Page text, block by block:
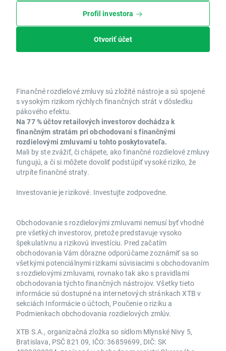
Profil investora
Otvoriť účet
Finančné rozdielové zmluvy sú zložité nástroje a sú spojené
s vysokým rizikom rýchlych finančných strát v dôsledku
pákového efektu.
Na 77 % účtov retailových investorov dochádza k
finančným stratám pri obchodovaní s finančnými
rozdielovými zmluvami u tohto poskytovateľa.
Mali by ste zvážiť, či chápete, ako finančné rozdielové zmluvy
fungujú, a či si môžete dovoliť podstúpiť vysoké riziko, že
utrpíte finančné straty.
Investovanie je rizikové. Investujte zodpovedne.
Obchodovanie s rozdielovými zmluvami nemusí byť vhodné
pre všetkých investorov, pretože predstavuje vysoko
špekulatívnu a rizikovú investíciu. Pred začatím
obchodovania Vám dôrazne odporúčame zoznámiť sa so
všetkými potenciálnymi rizikami súvisiacimi s obchodovaním
s rozdielovými zmluvami, rovnako tak ako s pravidlami
obchodovania týchto finančných nástrojov. Všetky tieto
informácie sú dostupné na internetových stránkach XTB v
sekciách Informácie o účtoch, Poučenie o riziku a
Podmienkach obchodovania rozdielových zmlúv.
XTB S.A., organizačná zložka so sídlom Mlynské Nivy 5,
Bratislava, PSČ 821 09, IČO: 36859699, DIČ: SK